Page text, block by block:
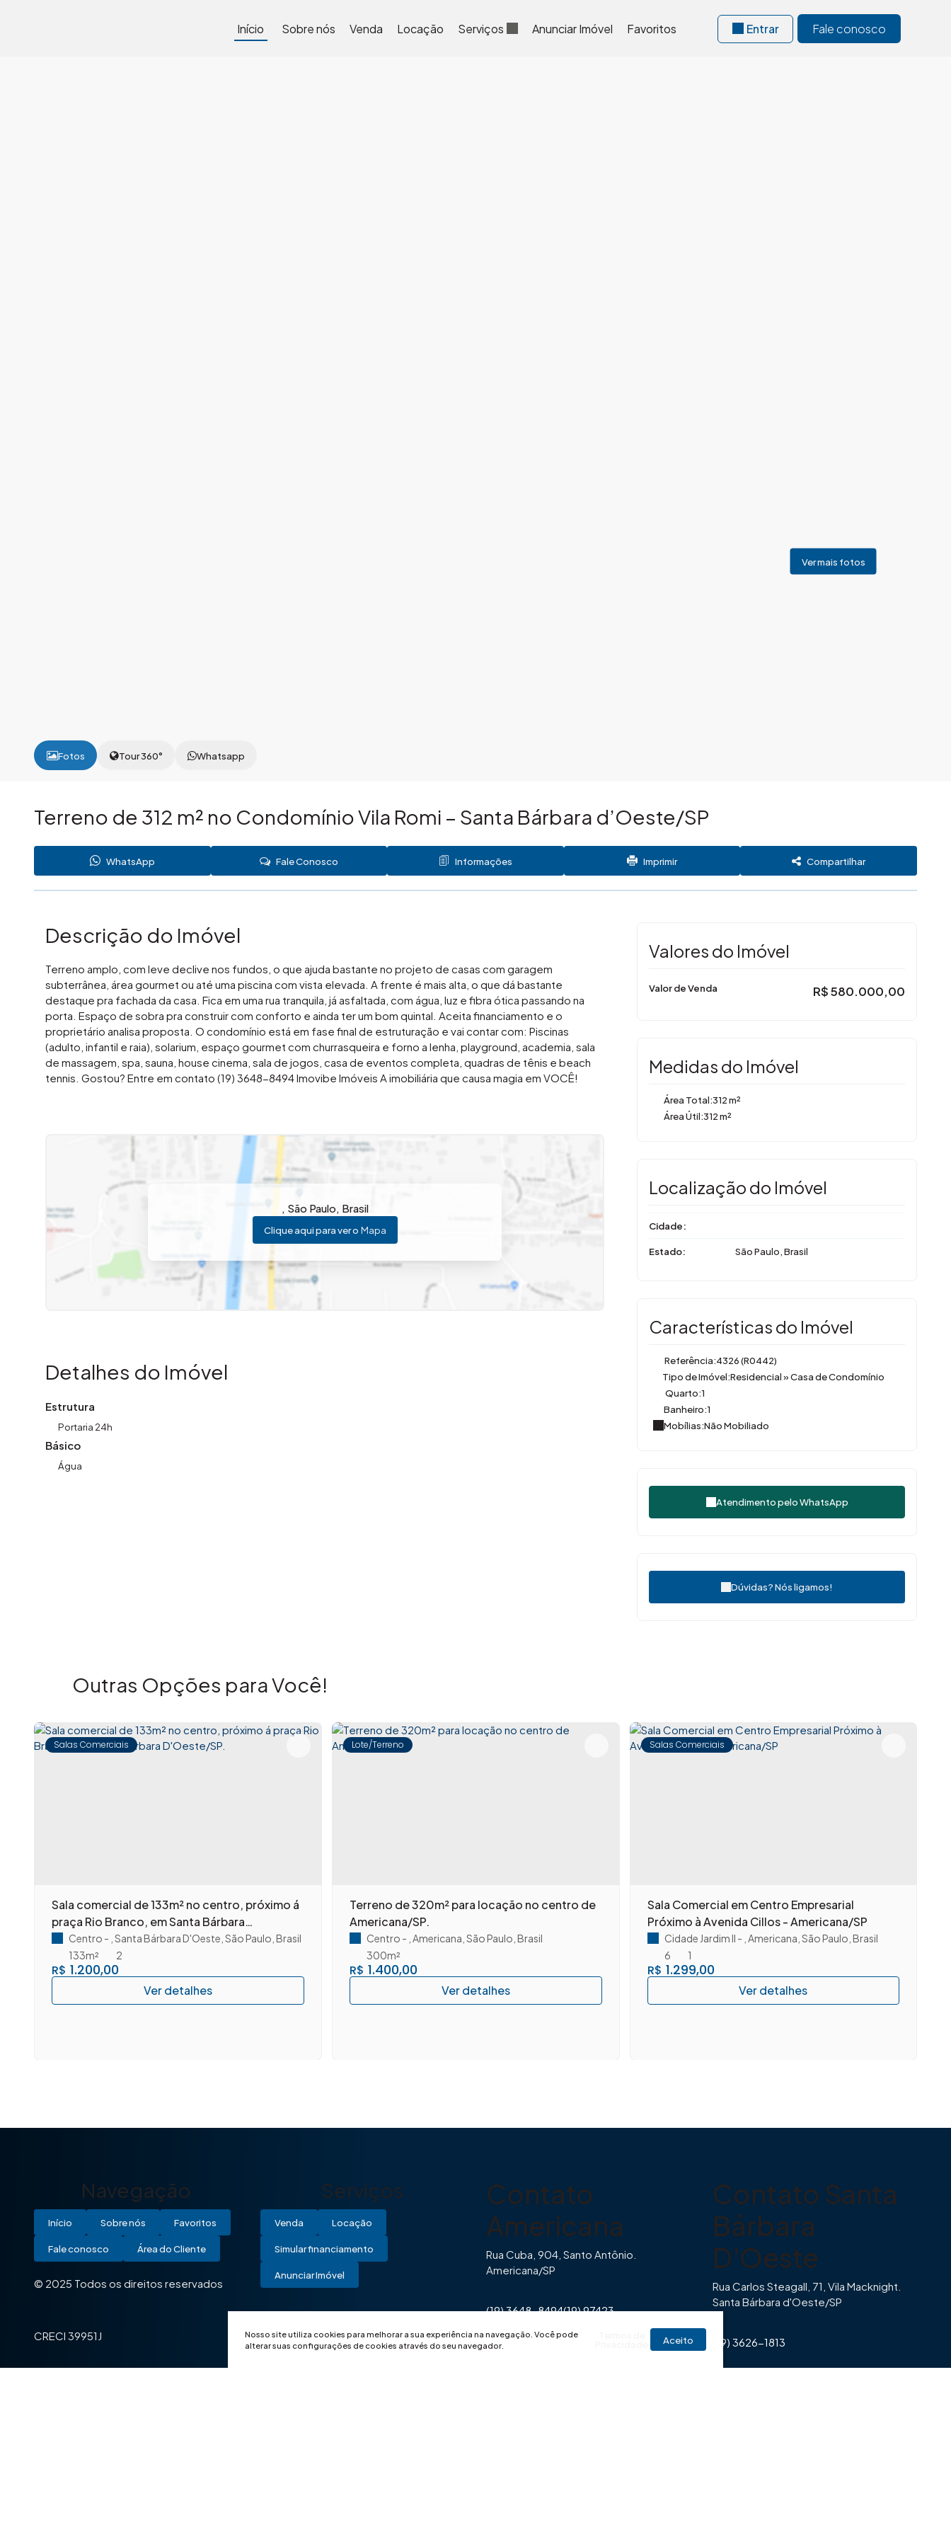
Fale conosco
Entrar
Favoritos
Anunciar Imóvel
Serviços
Locação
Venda
Sobre nós
Início
Nosso site utiliza cookies para melhorar a sua experiência na navegação. Você pode
alterar suas configurações de cookies através do seu navegador.
Aceito
Fotos Tour 360° Whatsapp
Terreno de 312 m² no Condomínio Vila Romi – Santa Bárbara d’Oeste/SP
WhatsApp Fale Conosco Informações Imprimir Compartilhar
Descrição do Imóvel
Terreno amplo, com leve declive nos fundos, o que ajuda bastante no projeto de casas com garagem
subterrânea, área gourmet ou até uma piscina com vista elevada. A frente é mais alta, o que dá bastante
destaque pra fachada da casa. Fica em uma rua tranquila, já asfaltada, com água, luz e fibra ótica passando na
porta. Espaço de sobra pra construir com conforto e ainda ter um bom quintal. Aceita financiamento e o
proprietário analisa proposta. O condomínio está em fase final de estruturação e vai contar com: Piscinas
(adulto, infantil e raia), solarium, espaço gourmet com churrasqueira e forno a lenha, playground, academia, sala
de massagem, spa, sauna, house cinema, sala de jogos, casa de eventos completa, quadras de tênis e beach
tennis. Gostou? Entre em contato (19) 3648-8494 Imovibe Imóveis A imobiliária que causa magia em VOCÊ!
, São Paulo, Brasil
Clique aqui para ver o Mapa
Detalhes do Imóvel
Estrutura
Portaria 24h
Básico
Água
Valores do Imóvel
R$580.000,00
Valor de Venda
Medidas do Imóvel
Área Total:312 m²
Área Útil:312 m²
Localização do Imóvel
Cidade:
Estado: São Paulo, Brasil
Características do Imóvel
Referência:4326(R0442)
Tipo de Imóvel:Residencial»Casa de Condomínio
Quarto:1
Banheiro:1
Mobílias:Não Mobiliado
Atendimento peloWhatsApp
Dúvidas? Nós ligamos!
Outras Opções para Você!
Salas Comerciais
Sala comercial de 133m² no centro, próximo á
praça Rio Branco, em Santa Bárbara
D'Oeste/SP.
R$ 1.200,00
Centro ,Santa Bárbara D'Oeste ,São Paulo ,Brasil
2
133m²
Lote/Terreno
Terreno de 320m² para locação no centro de
Americana/SP.
R$ 1.400,00
Centro Americana São Paulo Brasil
300m²
Salas Comerciais
Sala Comercial em Centro Empresarial
Próximo à Avenida Cillos - Americana/SP
R$ 1.299,00
Cidade Jardim II Americana São Paulo Brasil
6
1
Navegação
Início Sobre nós Favoritos
Fale conosco Área do Cliente
© 2025 Todos os direitos reservados
CRECI 39951J
Serviços
Venda Locação
Simular financiamento
Anunciar Imóvel
Contato
Americana
Rua Cuba, 904, Santo Antônio.
Americana/SP
(19) 3648-8494(19) 97423-
Contato Santa
Bárbara
D'Oeste
Rua Carlos Steagall, 71, Vila Macknight.
Santa Bárbara d'Oeste/SP
(19) 3626-1813